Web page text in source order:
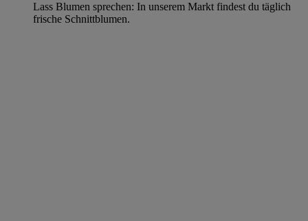
Lass Blumen sprechen: In unserem Markt findest du täglich
frische Schnittblumen.